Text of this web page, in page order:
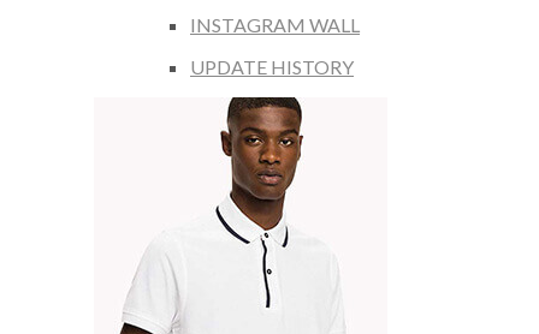
INSTAGRAM WALL
UPDATE HISTORY